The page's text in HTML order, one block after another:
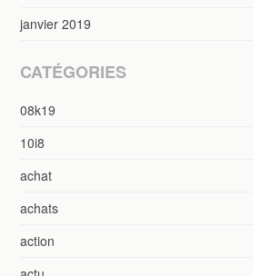
janvier 2019
CATÉGORIES
08k19
10i8
achat
achats
action